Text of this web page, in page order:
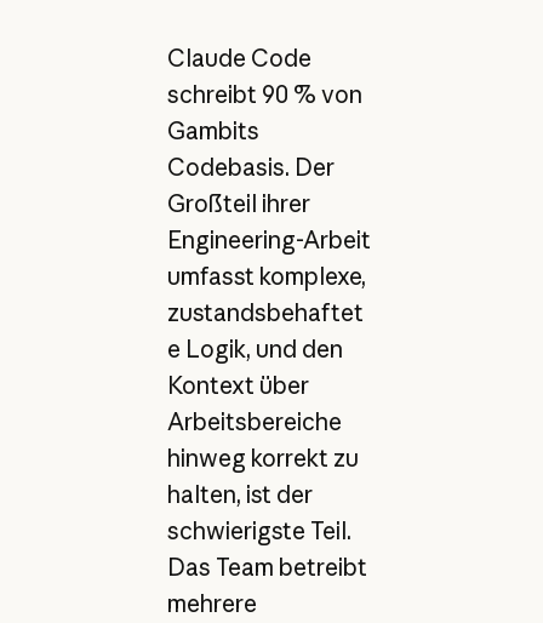
Claude Code
schreibt 90 % von
Gambits
Codebasis. Der
Großteil ihrer
Engineering-Arbeit
umfasst komplexe,
zustandsbehaftet
e Logik, und den
Kontext über
Arbeitsbereiche
hinweg korrekt zu
halten, ist der
schwierigste Teil.
Das Team betreibt
mehrere